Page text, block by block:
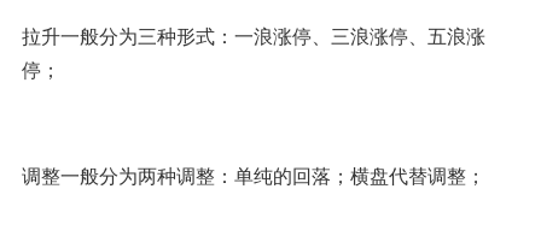
拉升一般分为三种形式：一浪涨停、三浪涨停、五浪涨
停；
调整一般分为两种调整：单纯的回落；横盘代替调整；